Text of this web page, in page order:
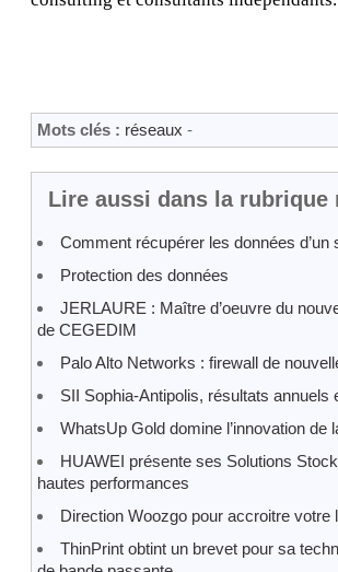
Mots clés : réseaux -
Lire aussi dans la rubrique
Comment récupérer les données d’un
Protection des données
JERLAURE : Maître d’oeuvre du
de CEGEDIM
Palo Alto Networks : firewall de
SII Sophia-Antipolis, résultats annuels
WhatsUp Gold domine l’innovation de
HUAWEI présente ses Solutions
hautes performances
Direction Woozgo pour accroitre votre
ThinPrint obtint un brevet pour sa